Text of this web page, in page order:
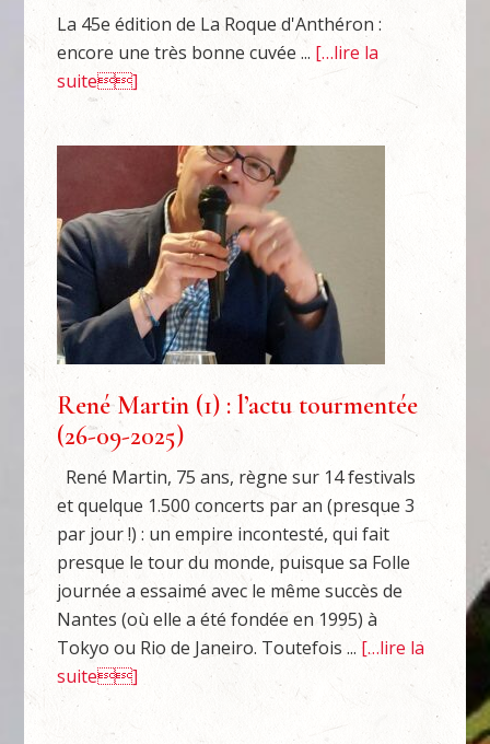
La 45e édition de La Roque d'Anthéron :
encore une très bonne cuvée ... […lire la
suite]
René Martin (1) : l’actu tourmentée
(26-09-2025)
René Martin, 75 ans, règne sur 14 festivals
et quelque 1.500 concerts par an (presque 3
par jour !) : un empire incontesté, qui fait
presque le tour du monde, puisque sa Folle
journée a essaimé avec le même succès de
Nantes (où elle a été fondée en 1995) à
Tokyo ou Rio de Janeiro. Toutefois ...[…lire la
suite]